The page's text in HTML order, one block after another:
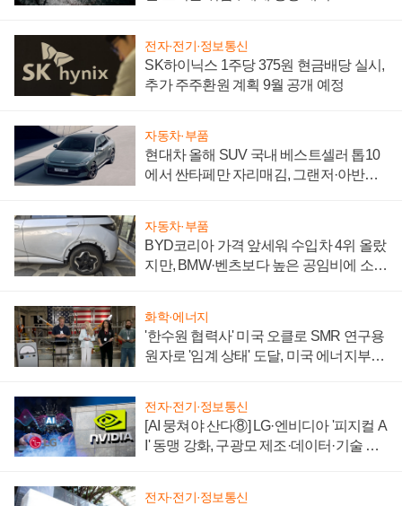
전자·전기·정보통신
SK하이닉스 1주당 375원 현금배당 실시,
추가 주주환원 계획 9월 공개 예정
자동차·부품
현대차 올해 SUV 국내 베스트셀러 톱10
에서 싼타페만 자리매김, 그랜저·아반떼
자동차·부품
BYD코리아 가격 앞세워 수입차 4위 올랐
지만, BMW·벤츠보다 높은 공임비에 소비
화학·에너지
'한수원 협력사' 미국 오클로 SMR 연구용
원자로 '임계 상태' 도달, 미국 에너지부
전자·전기·정보통신
[AI 뭉쳐야 산다⑧] LG·엔비디아 '피지컬 A
I' 동맹 강화, 구광모 제조·데이터·기술 결
전자·전기·정보통신